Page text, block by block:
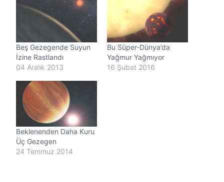
o
.
Beş Gezegende Suyun
İzine Rastlandı
04 Aralık 2013
Bu Süper-Dünya’da
Yağmur Yağmıyor
16 Şubat 2016
Beklenenden Daha Kuru
Üç Gezegen
24 Temmuz 2014